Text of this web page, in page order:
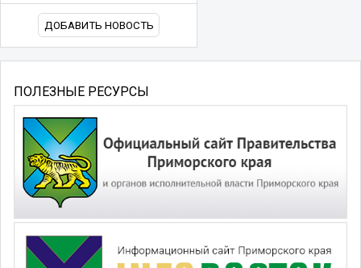
ДОБАВИТЬ НОВОСТЬ
ПОЛЕЗНЫЕ РЕСУРСЫ